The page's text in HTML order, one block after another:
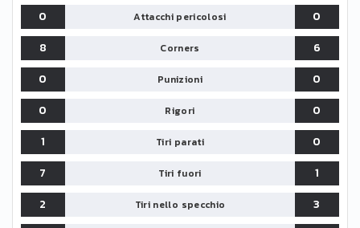
0
Attacchi pericolosi
0
8
Corners
6
0
Punizioni
0
0
Rigori
0
1
Tiri parati
0
7
Tiri fuori
1
2
Tiri nello specchio
3